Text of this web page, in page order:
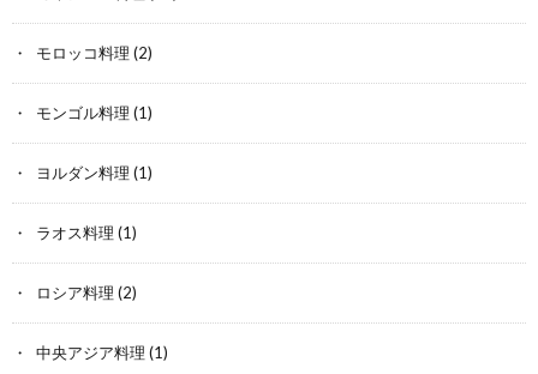
モロッコ料理 (2)
モンゴル料理 (1)
ヨルダン料理 (1)
ラオス料理 (1)
ロシア料理 (2)
中央アジア料理 (1)